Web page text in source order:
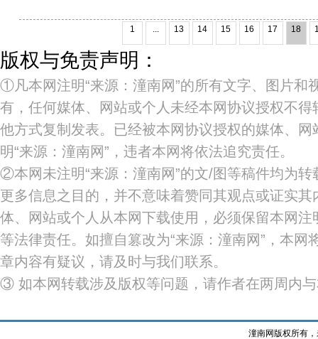
1 ... 13 14 15 16 17 18
版权与免责声明：
①凡本网注明“来源：潼南网”的所有文字、图片和
有，任何媒体、网站或个人未经本网协议授权不
他方式复制发表。已经被本网协议授权的媒体、
明“来源：潼南网”，违者本网将依法追究责任。
②本网未注明“来源：潼南网”的文/图等稿件均为
更多信息之目的，并不意味着赞同其观点或证实
体、网站或个人从本网下载使用，必须保留本网注
等法律责任。如擅自篡改为“来源：潼南网”，本网
章内容有疑议，请及时与我们联系。
③ 如本网转载涉及版权等问题，请作者在两周内
潼南网版权所有